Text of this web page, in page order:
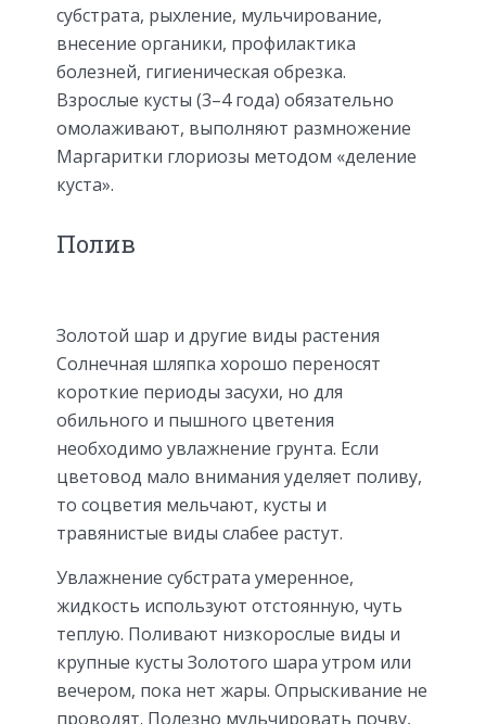
субстрата, рыхление, мульчирование,
внесение органики, профилактика
болезней, гигиеническая обрезка.
Взрослые кусты (3–4 года) обязательно
омолаживают, выполняют размножение
Маргаритки глориозы методом «деление
куста».
Полив
Золотой шар и другие виды растения
Солнечная шляпка хорошо переносят
короткие периоды засухи, но для
обильного и пышного цветения
необходимо увлажнение грунта. Если
цветовод мало внимания уделяет поливу,
то соцветия мельчают, кусты и
травянистые виды слабее растут.
Увлажнение субстрата умеренное,
жидкость используют отстоянную, чуть
теплую. Поливают низкорослые виды и
крупные кусты Золотого шара утром или
вечером, пока нет жары. Опрыскивание не
проводят. Полезно мульчировать почву,